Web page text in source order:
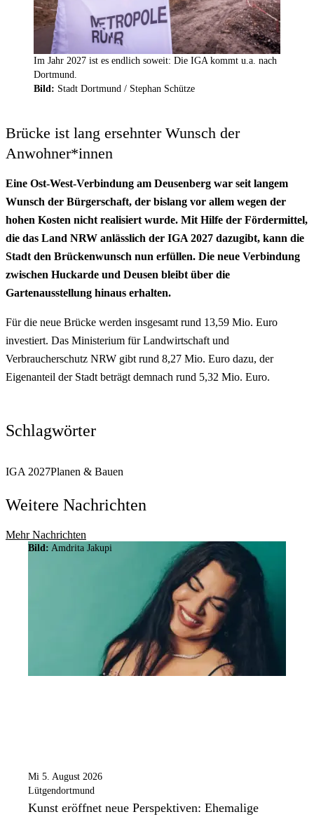
Im Jahr 2027 ist es endlich soweit: Die IGA kommt u.a. nach
Dortmund.
Bild: Stadt Dortmund / Stephan Schütze
Brücke ist lang ersehnter Wunsch der
Anwohner*innen
Eine Ost-West-Verbindung am Deusenberg war seit langem
Wunsch der Bürgerschaft, der bislang vor allem wegen der
hohen Kosten nicht realisiert wurde. Mit Hilfe der Fördermittel,
die das Land NRW anlässlich der IGA 2027 dazugibt, kann die
Stadt den Brückenwunsch nun erfüllen. Die neue Verbindung
zwischen Huckarde und Deusen bleibt über die
Gartenausstellung hinaus erhalten.
Für die neue Brücke werden insgesamt rund 13,59 Mio. Euro
investiert. Das Ministerium für Landwirtschaft und
Verbraucherschutz NRW gibt rund 8,27 Mio. Euro dazu, der
Eigenanteil der Stadt beträgt demnach rund 5,32 Mio. Euro.
Schlagwörter
IGA 2027Planen & Bauen
Weitere Nachrichten
Mehr Nachrichten
Bild: Amdrita Jakupi
Mi 5. August 2026
Lütgendortmund
Kunst eröffnet neue Perspektiven: Ehemalige